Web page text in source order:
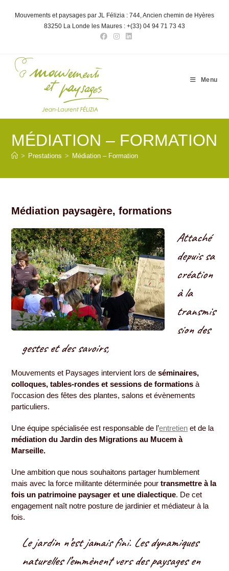
Mouvements et paysages par JL Félizia : 744, Ancien chemin de Hyères
83250 La Londe les Maures : +(33) 04 94 71 73 43
Menu
MÉDIATION – FORMATION
> Prestations > Médiation – Formation
Médiation paysagère, formations
Attaché
depuis sa
création
à la
transmis
sion des
gestes et des savoirs,
Mouvements et Paysages intervient lors deséminaires,
colloques, tables-rondes et sessions de formations à
l’occasion des fêtes des plantes, salons et évènements
particuliers.
Une équipe spécialisée est responsable de l’entretien et de la
médiation du Jardin des Migrations au Mucem à
Marseille.
Une ambition que nous souhaitons partager humblement
mais avec la force militante déterminée pourtransmettre à la
fois un patrimoine paysager et une dialectique. De cet
engagement naît notre posture de jardinier et médiateur à la
fois.
Le jardin n’est jamais fini. Les dynamiques
naturelles l’emmènent vers des paysages en